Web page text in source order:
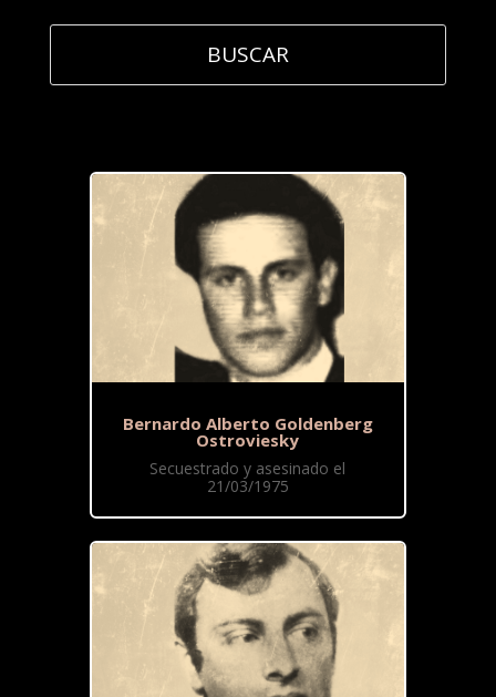
Bernardo Alberto Goldenberg
Ostroviesky
Secuestrado y asesinado el
21/03/1975